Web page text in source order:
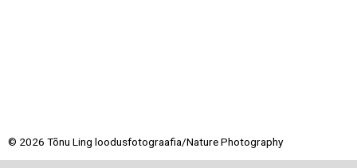
© 2026 Tõnu Ling loodusfotograafia/Nature Photography